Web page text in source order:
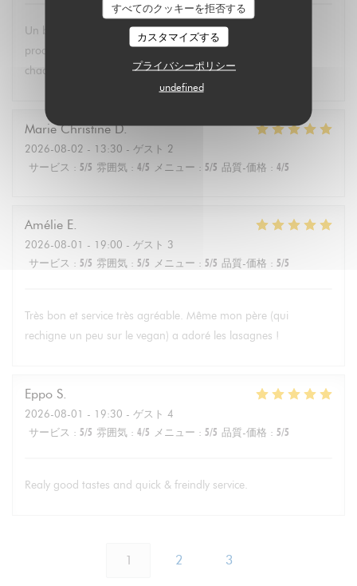
すべてのクッキーを拒否する
カスタマイズする
プライバシーポリシー
undefined
Un brunch dominical excellent avec un buffet de qualité de
produits végétariens et bio. Tous les convives se régalent à
chaque fois.
Marie Christine D
2026-08-02 - 13:30 - ゲスト 2
サービス : 5/5 雰囲気 : 4/5 メニュー : 5/5 品質-価格 : 4/5
Amélie E
2026-08-01 - 19:00 - ゲスト 3
サービス : 5/5 雰囲気 : 5/5 メニュー : 5/5 品質-価格 : 5/5
Très bon et service très agréable. Même mon père (qui
rechigne un peu sur le vegan) a adoré les lasagnes !
Eppo S
2026-08-01 - 19:30 - ゲスト 4
サービス : 5/5 雰囲気 : 4/5 メニュー : 5/5 品質-価格 : 5/5
Realy good tastes and quick & freindly service.
1 2 3